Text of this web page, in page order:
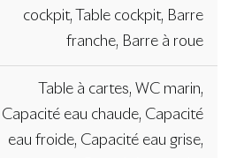
cockpit, Table cockpit, Barre
franche, Barre à roue
Table à cartes, WC marin,
Capacité eau chaude, Capacité
eau froide, Capacité eau grise,